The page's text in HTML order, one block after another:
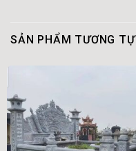
SẢN PHẨM TƯƠNG TỰ